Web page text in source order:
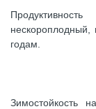
нескороплодный,
годам.
Зимостойкость